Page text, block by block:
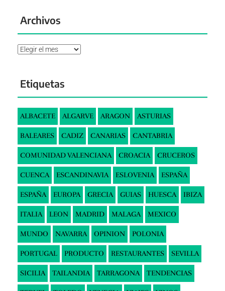
Archivos
Archivos
Etiquetas
ALBACETE ALGARVE ARAGON ASTURIAS
BALEARES CADIZ CANARIAS CANTABRIA
COMUNIDAD VALENCIANA CROACIA CRUCEROS
CUENCA ESCANDINAVIA ESLOVENIA ESPAÑA
ESPAÑA EUROPA GRECIA GUIAS HUESCA IBIZA
ITALIA LEON MADRID MALAGA MEXICO
MUNDO NAVARRA OPINION POLONIA
PORTUGAL PRODUCTO RESTAURANTES SEVILLA
SICILIA TAILANDIA TARRAGONA TENDENCIAS